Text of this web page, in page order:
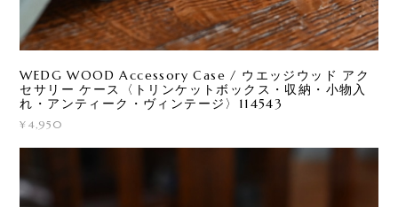
WEDG WOOD Accessory Case / ウエッジウッド アク
セサリー ケース〈トリンケットボックス・収納・小物入
れ・アンティーク・ヴィンテージ〉114543
¥4,950